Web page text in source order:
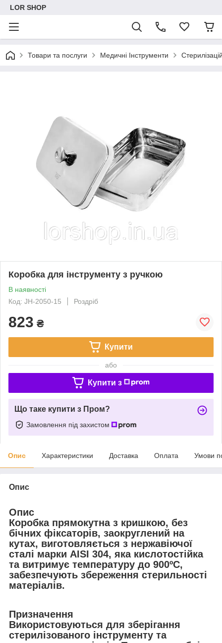
LOR SHOP
Товари та послуги Медичні Інструменти
Коробка для інструменту з ручкою
В наявності
Код: JH-2050-15
Роздріб
823 ₴
Купити
або
Купити з
Що таке купити з Пром?
Замовлення під захистом
Опис Характеристики Доставка Оплата Умови
Опис
Опис
Коробка прямокутна з кришкою, без
бічних фіксаторів, заокруглений на
кутах, виготовляється з нержавіючої
сталі марки AISI 304, яка кислотостійка
та витримує температуру до 900ºС,
забезпечують збереження стерильності
матеріалів.
Призначення
Використовуються для зберігання
стерилізованого інструменту та